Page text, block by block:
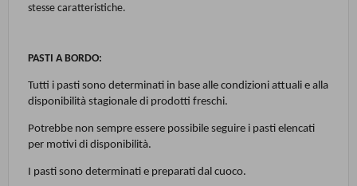
stesse caratteristiche.
PASTI A BORDO:
Tutti i pasti sono determinati in base alle condizioni attuali e alla
disponibilità stagionale di prodotti freschi.
Potrebbe non sempre essere possibile seguire i pasti elencati
per motivi di disponibilità.
I pasti sono determinati e preparati dal cuoco.